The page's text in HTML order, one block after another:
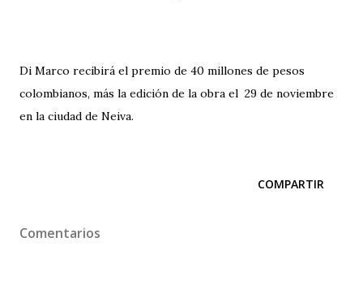
Di Marco recibirá el premio de 40 millones de pesos
colombianos, más la edición de la obra el 29 de noviembre
en la ciudad de Neiva.
COMPARTIR
Comentarios